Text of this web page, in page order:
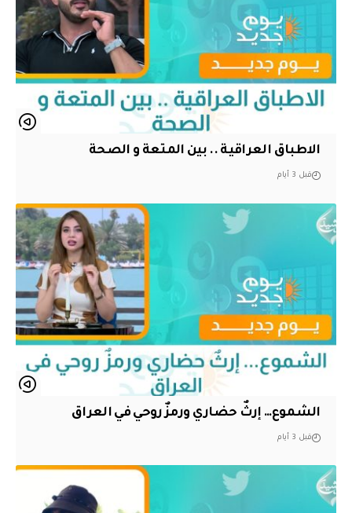
الاطباق العراقية .. بين المتعة و الصحة
قبل 3 أيام
الشموع… إرثٌ حضاري ورمزٌ روحي في العراق
قبل 3 أيام